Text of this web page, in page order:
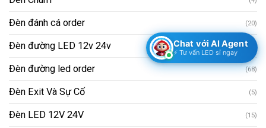
Đèn đánh cá order (20)
Đèn đường LED 12v 24v (0)
Đèn đường led order (68)
Đèn Exit Và Sự Cố (5)
Đèn LED 12V 24V (15)
Chat với AI Agent
⚡ Tư vấn LED sỉ ngay